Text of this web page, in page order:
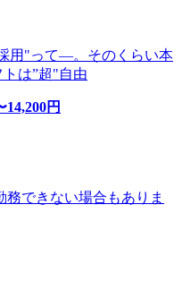
用"って―。そのくらい本
は”超"自由
14,200円
できない場合もありま